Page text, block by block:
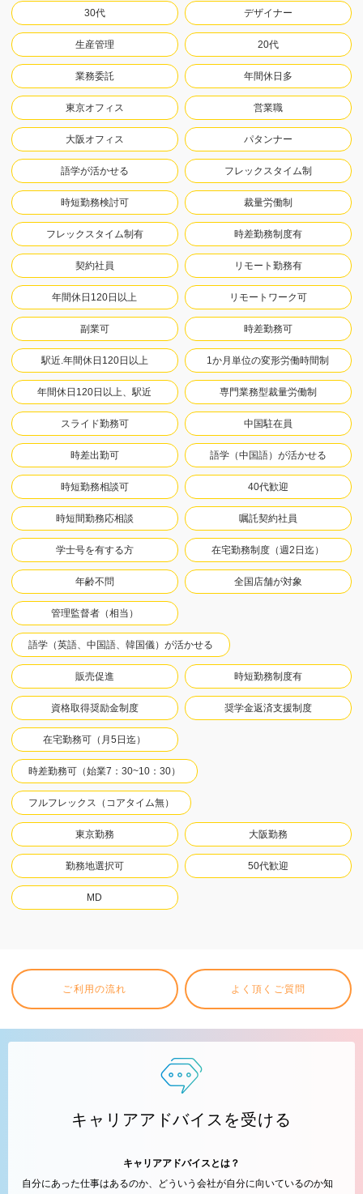
30代 デザイナー
生産管理 20代
業務委託 年間休日多
東京オフィス 営業職
大阪オフィス パタンナー
語学が活かせる フレックスタイム制
時短勤務検討可 裁量労働制
フレックスタイム制有 時差勤務制度有
契約社員 リモート勤務有
年間休日120日以上 リモートワーク可
副業可 時差勤務可
駅近.年間休日120日以上 1か月単位の変形労働時間制
年間休日120日以上、駅近 専門業務型裁量労働制
スライド勤務可 中国駐在員
時差出勤可 語学（中国語）が活かせる
時短勤務相談可 40代歓迎
時短間勤務応相談 嘱託契約社員
学士号を有する方 在宅勤務制度（週2日迄）
年齢不問 全国店舗が対象
管理監督者（相当）
語学（英語、中国語、韓国儀）が活かせる
販売促進 時短勤務制度有
資格取得奨励金制度 奨学金返済支援制度
在宅勤務可（月5日迄）
時差勤務可（始業7：30~10：30）
フルフレックス（コアタイム無）
東京勤務 大阪勤務
勤務地選択可 50代歓迎
MD
ご利用の流れ よく頂くご質問
キャリアアドバイスを受ける
キャリアアドバイスとは？
自分にあった仕事はあるのか、どういう会社が自分に向いているのか知